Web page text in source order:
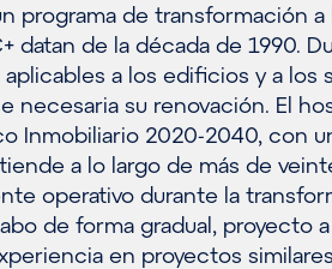
programa de transformación a
datan de la década de 1990.
a los edificios y a los
necesaria su renovación. El
Inmobiliario 2020-2040, con
a lo largo de más de
operativo durante la
de forma gradual, proyecto
en proyectos